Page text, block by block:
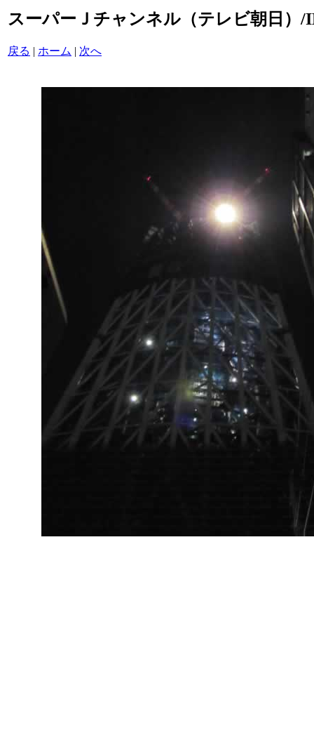
スーパーＪチャンネル（テレビ朝日）/
戻る | ホーム | 次へ